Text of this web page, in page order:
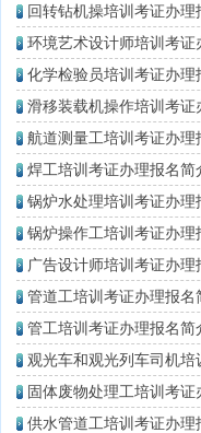
回转钻机操培训考证办理
环境艺术设计师培训考证
化学检验员培训考证办理
滑移装载机操作培训考证
航道测量工培训考证办理
焊工培训考证办理报名简
锅炉水处理培训考证办理
锅炉操作工培训考证办理
广告设计师培训考证办理
管道工培训考证办理报名
管工培训考证办理报名简
观光车和观光列车司机培
固体废物处理工培训考证
供水管道工培训考证办理